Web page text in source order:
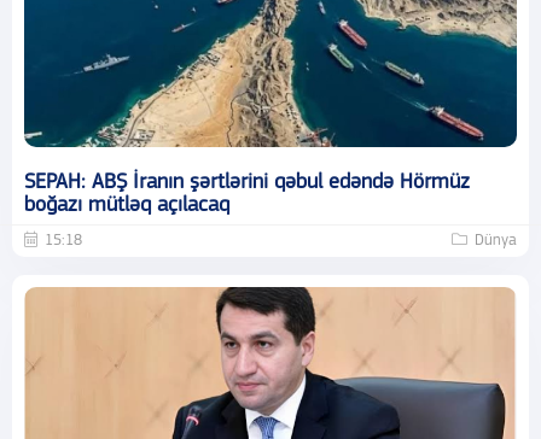
SEPAH: ABŞ İranın şərtlərini qəbul edəndə Hörmüz
boğazı mütləq açılacaq
15:18 Dünya